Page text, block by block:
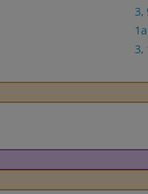
3,
1a
3,